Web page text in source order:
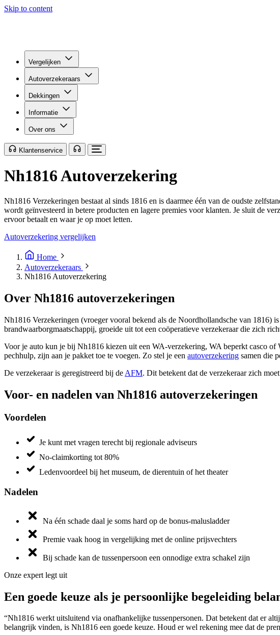
Skip to content
Vergelijken
Autoverzekeraars
Dekkingen
Informatie
Over ons
Klantenservice
Nh1816 Autoverzekering
Nh1816 Verzekeringen bestaat al sinds 1816 en is daarmee één van de oudste
wordt geïnvesteerd in betere producten en lagere premies voor klanten. Je sluit de
ervoor betaalt en waar je op moet letten.
Autoverzekering vergelijken
Home
Autoverzekeraars
Nh1816 Autoverzekering
Over Nh1816 autoverzekeringen
​Nh1816 Verzekeringen (vroeger vooral bekend als de Noordhollandsche van 1816)
brandwaarborgmaatschappij, groeide uit tot een coöperatieve verzekeraar die zich
Voor je auto kun je bij Nh1816 kiezen uit een WA-verzekering, WA beperkt casco
pechhulp, zijn aan je pakket toe te voegen. Zo stel je een autoverzekering samen die
De verzekeraar is geregistreerd bij de AFM. Dit betekent dat de verzekeraar zich
Voor- en nadelen van Nh1816 autoverzekeringen
Voordelen
Je kunt met vragen terecht bij regionale adviseurs
No-claimkorting tot 80%
Ledenvoordeel bij het museum, de dierentuin of het theater
Nadelen
Na één schade daal je soms hard op de bonus-malusladder
Premie vaak hoog in vergelijking met de online prijsvechters
Bij schade kan de tussenpersoon een onnodige extra schakel zijn
Onze expert legt uit
Een goede keuze als je persoonlijke begeleiding
“Nh1816 werkt uitsluitend via onafhankelijke tussenpersonen. Dat betekent dat er
belangrijk vinden, is Nh1816 een goede keuze. Houd er wel rekening mee dat de